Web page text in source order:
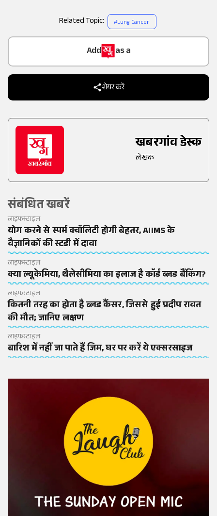
Add
as a
Trusted Source on
शेयर करें
खबरगांव डेस्क
लेखक
संबंधित खबरें
लाइफस्टाइल
योग करने से स्पर्म क्वॉलिटी होगी बेहतर, AIIMS के
वैज्ञानिकों की स्टडी में दावा
लाइफस्टाइल
क्या ल्यूकेमिया, थैलेसीमिया का इलाज है कॉर्ड ब्लड बैंकिंग?
लाइफस्टाइल
कितनी तरह का होता है ब्लड कैंसर, जिससे हुई प्रदीप रावत
की मौत; जानिए लक्षण
लाइफस्टाइल
बारिश में नहीं जा पाते हैं जिम, घर पर करें ये एक्सरसाइज
Related Topic: #Lung Cancer